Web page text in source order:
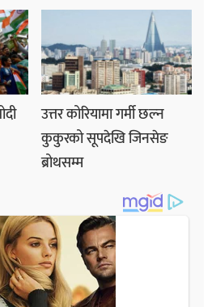
उत्तर कोरियामा गर्मी छल्न
कुकुरको सूपदेखि जिनसेङ
ब्रोथसम्म